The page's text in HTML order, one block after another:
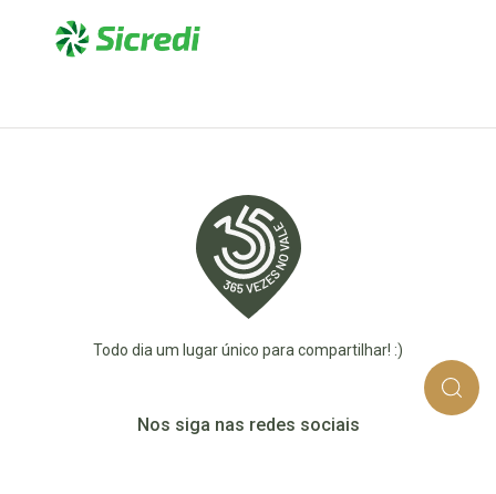
Todo dia um lugar único para compartilhar! :)
Nos siga nas redes sociais